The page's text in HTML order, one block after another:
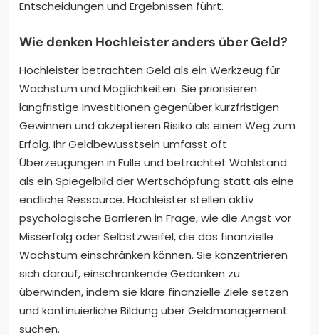
Entscheidungen und Ergebnissen führt.
Wie denken Hochleister anders über Geld?
Hochleister betrachten Geld als ein Werkzeug für
Wachstum und Möglichkeiten. Sie priorisieren
langfristige Investitionen gegenüber kurzfristigen
Gewinnen und akzeptieren Risiko als einen Weg zum
Erfolg. Ihr Geldbewusstsein umfasst oft
Überzeugungen in Fülle und betrachtet Wohlstand
als ein Spiegelbild der Wertschöpfung statt als eine
endliche Ressource. Hochleister stellen aktiv
psychologische Barrieren in Frage, wie die Angst vor
Misserfolg oder Selbstzweifel, die das finanzielle
Wachstum einschränken können. Sie konzentrieren
sich darauf, einschränkende Gedanken zu
überwinden, indem sie klare finanzielle Ziele setzen
und kontinuierliche Bildung über Geldmanagement
suchen.